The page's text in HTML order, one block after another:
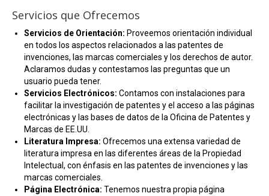
Servicios que Ofrecemos
Servicios de Orientación: Proveemos orientación individual
en todos los aspectos relacionados a las patentes de
invenciones, las marcas comerciales y los derechos de autor.
Aclaramos dudas y contestamos las preguntas que un
usuario pueda tener.
Servicios Electrónicos: Contamos con instalaciones para
facilitar la investigación de patentes y el acceso a las páginas
electrónicas y las bases de datos de la Oficina de Patentes y
Marcas de EE.UU.
Literatura Impresa: Ofrecemos una extensa variedad de
literatura impresa en las diferentes áreas de la Propiedad
Intelectual, con énfasis en las patentes de invenciones y las
marcas comerciales.
Página Electrónica: Tenemos nuestra propia página